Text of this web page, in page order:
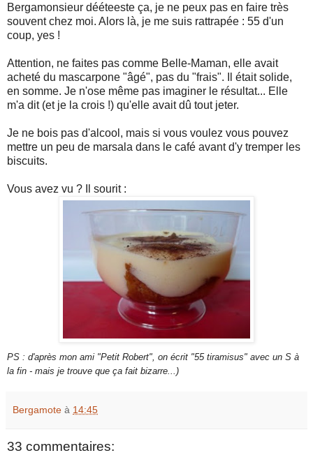
Bergamonsieur dééteeste ça, je ne peux pas en faire très
souvent chez moi. Alors là, je me suis rattrapée : 55 d'un
coup, yes !
Attention, ne faites pas comme Belle-Maman, elle avait
acheté du mascarpone "âgé", pas du "frais". Il était solide,
en somme. Je n'ose même pas imaginer le résultat... Elle
m'a dit (et je la crois !) qu'elle avait dû tout jeter.
Je ne bois pas d'alcool, mais si vous voulez vous pouvez
mettre un peu de marsala dans le café avant d'y tremper les
biscuits.
Vous avez vu ? Il sourit :
PS : d'après mon ami "Petit Robert", on écrit "55 tiramisus" avec un S à
la fin - mais je trouve que ça fait bizarre...)
Bergamote à 14:45
33 commentaires: